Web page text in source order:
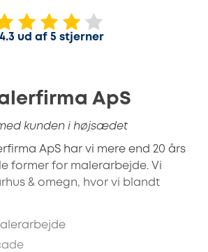
4.3 ud af 5 stjerner
ApS
kunden i højsædet
ApS har vi mere end 20 års
former for malerarbejde. Vi
& omegn, hvor vi blandt